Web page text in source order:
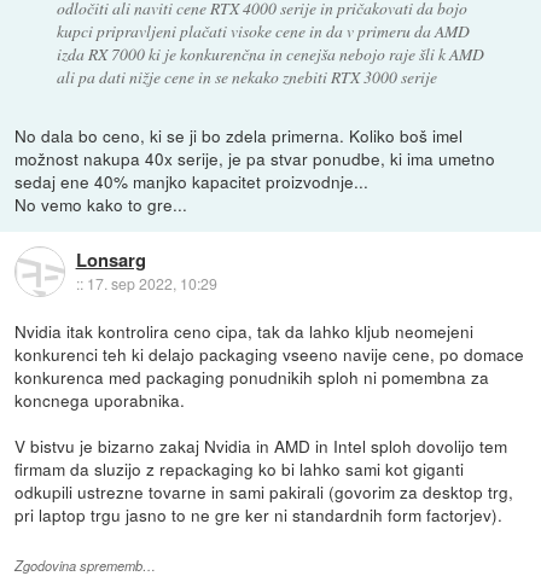
odločiti ali naviti cene RTX 4000 serije in pričakovati da bojo
kupci pripravljeni plačati visoke cene in da v primeru da AMD
izda RX 7000 ki je konkurenčna in cenejša nebojo raje šli k AMD
ali pa dati nižje cene in se nekako znebiti RTX 3000 serije
No dala bo ceno, ki se ji bo zdela primerna. Koliko boš imel
možnost nakupa 40x serije, je pa stvar ponudbe, ki ima umetno
sedaj ene 40% manjko kapacitet proizvodnje...
No vemo kako to gre...
Lonsarg
:: 17. sep 2022, 10:29
Nvidia itak kontrolira ceno cipa, tak da lahko kljub neomejeni
konkurenci teh ki delajo packaging vseeno navije cene, po domace
konkurenca med packaging ponudnikih sploh ni pomembna za
koncnega uporabnika.
V bistvu je bizarno zakaj Nvidia in AMD in Intel sploh dovolijo tem
firmam da sluzijo z repackaging ko bi lahko sami kot giganti
odkupili ustrezne tovarne in sami pakirali (govorim za desktop trg,
pri laptop trgu jasno to ne gre ker ni standardnih form factorjev).
Zgodovina sprememb…